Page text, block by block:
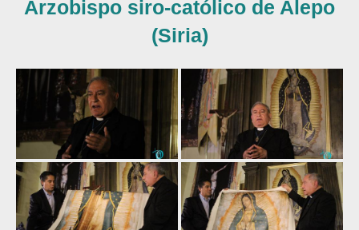
Arzobispo siro-católico de Alepo
(Siria)